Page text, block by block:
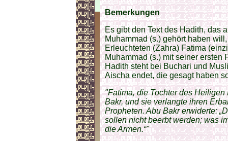
Bemerkungen
Es gibt den Text des Hadith, das
Muhammad (s.) gehört haben
Erleuchteten (Zahra) Fatima
Muhammad (s.) mit seiner ersten
Hadith steht bei Buchari und
Aischa endet, die gesagt haben
"Fatima, die Tochter des
Bakr, und sie verlangte ihren
Propheten. Abu Bakr erwiderte:
sollen nicht beerbt werden; was
die Armen.“"